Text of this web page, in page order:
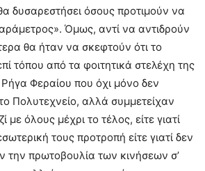
δυσαρεστήσει όσους προτιμούν να
Όμως, αντί να αντιδρούν
θα ήταν να σκεφτούν ότι το
τόπου από τα φοιτητικά στελέχη της
Φεραίου που όχι μόνο δεν
Πολυτεχνείο, αλλά συμμετείχαν
με όλους μέχρι το τέλος, είτε γιατί
τους προτροπή είτε γιατί δεν
πρωτοβουλία των κινήσεων σ’